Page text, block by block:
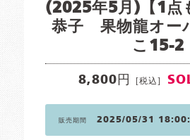
(2025年5月)【1点
恭子 果物龍オー
こ15-2
8,800円 [税込]
販売期間 2025/05/31